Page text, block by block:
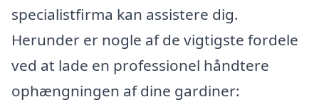
specialistfirma kan assistere dig.
Herunder er nogle af de vigtigste fordele
ved at lade en professionel håndtere
ophængningen af dine gardiner: